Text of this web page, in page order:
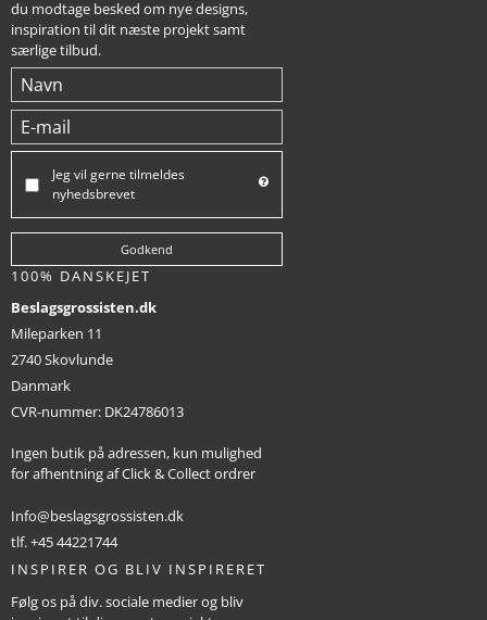
du modtage besked om nye designs,
inspiration til dit næste projekt samt
særlige tilbud.
Jeg vil gerne tilmeldes
nyhedsbrevet
Godkend
100% DANSKEJET
Beslagsgrossisten.dk
Mileparken 11
2740 Skovlunde
Danmark
CVR-nummer: DK24786013
Ingen butik på adressen, kun mulighed
for afhentning af Click & Collect ordrer
Info@beslagsgrossisten.dk
tlf. +45 44221744
INSPIRER OG BLIV INSPIRERET
Følg os på div. sociale medier og bliv